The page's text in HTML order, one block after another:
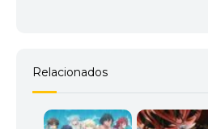
Relacionados